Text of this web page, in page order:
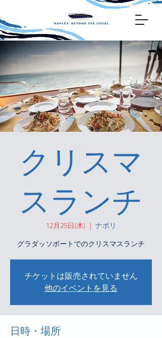
クリスマ
スランチ
12月25日(木)
  |
ナポリ
グラダッソボートでのクリスマスランチ
チケットは販売されていません
他のイベントを見る
日時・場所